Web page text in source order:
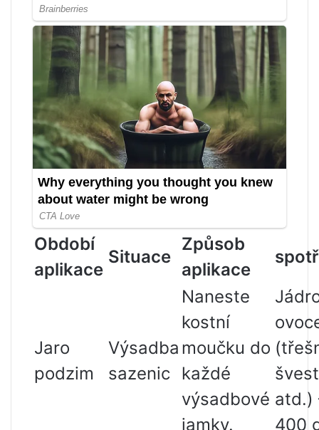
Období
aplikace
Situace
Způsob
aplikace
Jaro
podzim
Výsadba
sazenic
Naneste
kostní
moučku do
každé
výsadbové
jamky.
atd.)
400